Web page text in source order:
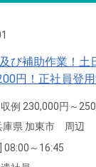
び補助作業！土
円！正社員登
！食堂完備！《
収例 230,000円～
給 1,200円～1,200円
庫県 加東市　周辺
08:00～16:45
19:00～03:45